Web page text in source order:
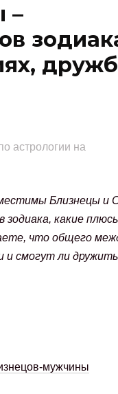
–
астрологии на
Близнецы и
какие
что общего
и смогут ли дружить
мужчины